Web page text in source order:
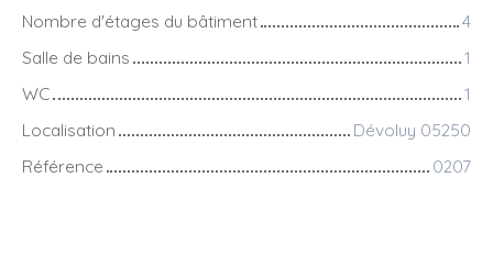
Nombre d'étages du bâtiment
4
Salle de bains
1
WC
1
Localisation
Dévoluy 05250
Référence
0207